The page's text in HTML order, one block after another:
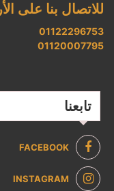
للاتصال بنا على
01122296753
01120007795
تابعنا
FACEBOOK
INSTAGRAM